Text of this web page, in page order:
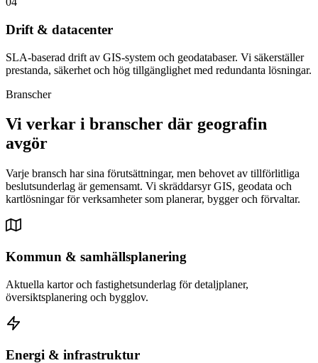
Drift & datacenter
SLA-baserad drift av GIS-system och geodatabaser. Vi säkerställer
prestanda, säkerhet och hög tillgänglighet med redundanta lösningar.
Branscher
Vi verkar i branscher där geografin
avgör
Varje bransch har sina förutsättningar, men behovet av tillförlitliga
beslutsunderlag är gemensamt. Vi skräddarsyr GIS, geodata och
kartlösningar för verksamheter som planerar, bygger och förvaltar.
Kommun & samhällsplanering
Aktuella kartor och fastighetsunderlag för detaljplaner,
översiktsplanering och bygglov.
Energi & infrastruktur